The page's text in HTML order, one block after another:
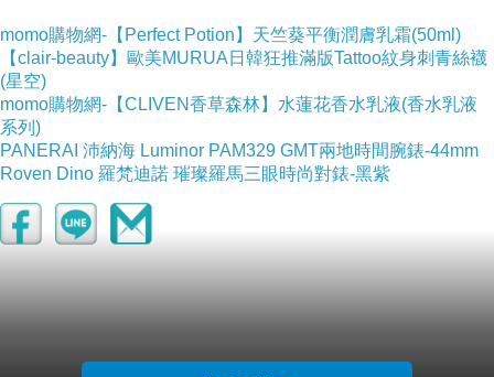
momo購物網-【Perfect Potion】天竺葵平衡潤膚乳霜(50ml)
【clair-beauty】歐美MURUA日韓狂推滿版Tattoo紋身刺青絲襪
(星空)
momo購物網-【CLIVEN香草森林】水蓮花香水乳液(香水乳液
系列)
PANERAI 沛納海 Luminor PAM329 GMT兩地時間腕錶-44mm
Roven Dino 羅梵迪諾 璀璨羅馬三眼時尚對錶-黑紫